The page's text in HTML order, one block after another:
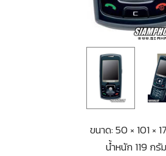
ขนาด: 50 × 101 ×
น้ำหนัก 119 กรัม